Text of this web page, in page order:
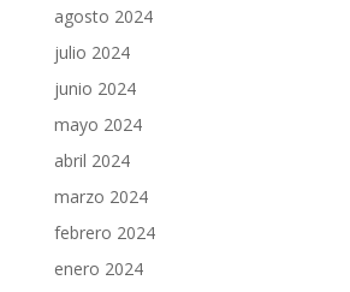
agosto 2024
julio 2024
junio 2024
mayo 2024
abril 2024
marzo 2024
febrero 2024
enero 2024